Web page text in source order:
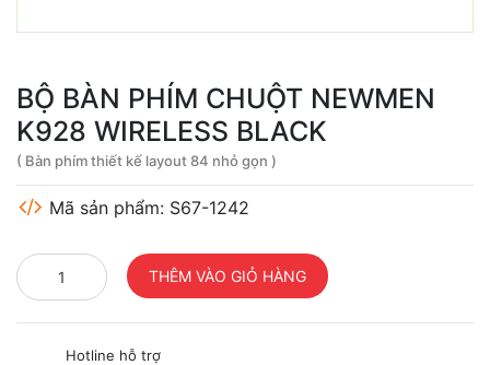
BỘ BÀN PHÍM CHUỘT NEWMEN
K928 WIRELESS BLACK
( Bàn phím thiết kế layout 84 nhỏ gọn )
Mã sản phẩm: S67-1242
Hotline hỗ trợ